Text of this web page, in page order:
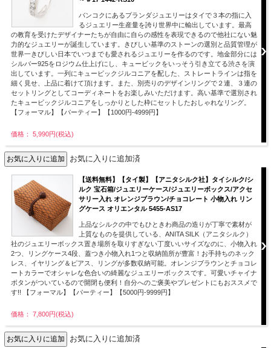
バンコクにあるプランダジュエリーはタイで３本の指に入
るジュエリー生産量を誇り世界中に輸出しています。最高
の教育を受けたデザイナーたちが自由に自らの感性を表現できるので他社にない魅
力的なジュエリーが誕生しています。きびしい基準のストーンの選別と品質管理が
世界一きびしい日本でいつまでも愛されるジュエリーを作るのです。地金部分には
シルバー925をロジウム仕上げにし、キュービックをいっそう引き立てる渋さを演
出しています。一列にキュービックジルコニアを配した、ストレートラインは指を
細く見せ、上品に着けて頂けます。また、別売りのデザインリングで２連、３連の
セットリングとしてコーディネートをお楽しみいただけます。高い基準で選別され
たキュービックジルコニアをしっかりとした枠にセットしたおしゃれなリング。
【フォーマル】【パーティー】【1000円-4999円】
価格： 5,990円(税込)
お気に入りに追加済
【送料無料】【タイ製】【アニタシルク社】タイシルク/シ
ルク 宝石箱/ジュエリーケース/ジュエリーボックス/アクセ
サリー入れ オレンジブラウン/チョコレート 小物入れ リン
グケース オリエンタル 5455-AS17
上品なシルクの中でもひときわ商品の造りが丁寧で素材が
上質なものを提供している、ANITA SILK（アニタシルク）
社のジュエリーボックス置き場所を取りすぎない丁度いいサイズなのに、小物入れ
2つ、リングケース4段、蓋つき小物入れ1つと収納箇所が豊富！お手持ちのネック
レス、イヤリング＆ピアス、リングが多数収納可能。オレンジブラウンとチョコレ
ートカラーでオシャレな色合いの綺麗なジュエリーボックスです。可愛いチャイナ
ボタンがついているので開閉も便利！自分へのご褒美やプレゼントにもおススメで
す!! 【フォーマル】【パーティー】【5000円-9999円】
価格： 7,800円(税込)
お気に入りに追加済